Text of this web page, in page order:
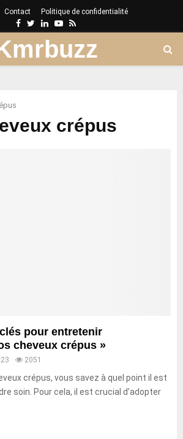
Contact Politique de confidentialité
Facebook
Twitter
LinkedinYoutube
Rss
crépus
pour entretenir
cheveux crépus »
2051
crépus, vous savez à quel point il est
soin. Pour cela, il est crucial d’adopter